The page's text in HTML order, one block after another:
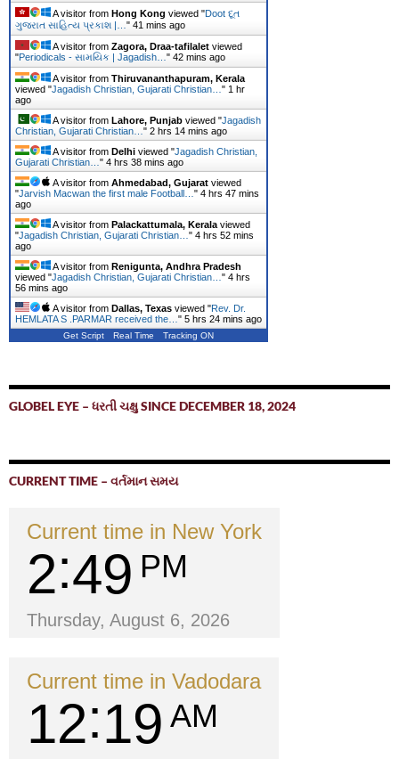
A visitor from Hong Kong viewed "Doot દૂત
ગુજરાત સાહિત્ય પ્રકાશ |… " 41 mins ago
A visitor from Zagora, Draa-tafilalet viewed
"Periodicals - સામયિક | Jagadish… " 42 mins ago
A visitor from Thiruvananthapuram, Kerala
viewed "Jagadish Christian, Gujarati Christian… " 1 hr
ago
A visitor from Lahore, Punjab viewed "Jagadish
Christian, Gujarati Christian… " 2 hrs 14 mins ago
A visitor from Delhi viewed "Jagadish Christian,
Gujarati Christian… " 4 hrs 38 mins ago
A visitor from Ahmedabad, Gujarat viewed
"Jarvish Macwan the first male Football… " 4 hrs 48 mins
ago
A visitor from Palackattumala, Kerala viewed
"Jagadish Christian, Gujarati Christian… " 4 hrs 52 mins
ago
A visitor from Renigunta, Andhra Pradesh
viewed "Jagadish Christian, Gujarati Christian… " 4 hrs
56 mins ago
A visitor from Dallas, Texas viewed "Rev. Dr.
HEMLATA S .PARMAR received the… " 5 hrs 24 mins ago
Get Script Real Time Tracking ON
GLOBEL EYE – ધરતી ચક્ષુ SINCE DECEMBER 18, 2024
CURRENT TIME – વર્તમાન સમય
Current time in New York
2 49 PM
Thursday, August 6, 2026
Current time in Vadodara
12 19 AM